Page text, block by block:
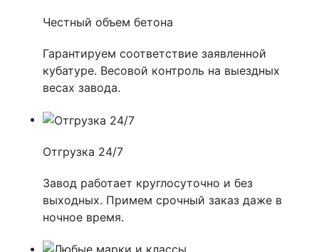
Честный объем бетона
Гарантируем соответствие заявленной
кубатуре. Весовой контроль на выездных
весах завода.
Отгрузка 24/7
Завод работает круглосуточно и без
выходных. Примем срочный заказ даже в
ночное время.